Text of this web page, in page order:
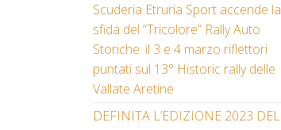
Scuderia Etruria Sport accende la
sfida del “Tricolore” Rally Auto
Storiche: il 3 e 4 marzo riflettori
puntati sul 13° Historic rally delle
Vallate Aretine
DEFINITA L’EDIZIONE 2023 DEL